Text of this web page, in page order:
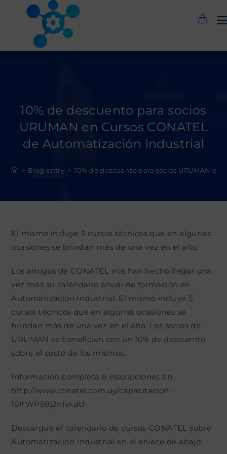
10% de descuento para socios
URUMAN en Cursos CONATEL
de Automatización Industrial
> Blog entry > 10% de descuento para socios URUMAN
El mismo incluye 5 cursos técnicos que en algunas
ocasiones se brindan más de una vez en el año.
Los amigos de CONATEL nos han hecho llegar una
vez más su calendario anual de formación en
Automatización Industrial. El mismo incluye 5
cursos técnicos que en algunas ocasiones se
brindan más de una vez en el año. Los socios de
URUMAN se benefician con un 10% de descuento
sobre el costo de los mismos.
Información completa e inscripciones en:
http://www.conatel.com.uy/capacitacion-
16#.WP98j2nhAdU
Descargue el calendario de cursos CONATEL sobre
Automatización Industrial en el enlace de abajo: